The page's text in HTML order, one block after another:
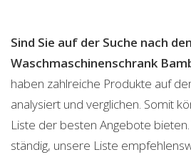
Sind Sie auf der Suche nach
Waschmaschinenschrank
haben zahlreiche Produkte auf
analysiert und verglichen. Somit
Liste der besten Angebote
ständig, unsere Liste